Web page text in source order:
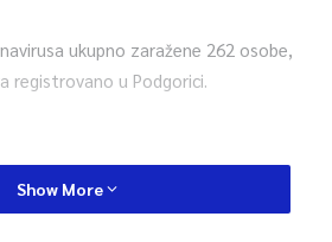
ukupno zaražene 262 osobe,
registrovano u Podgorici.
Show More